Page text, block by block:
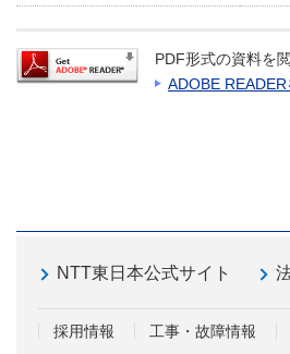
PDF形式の資料を
ADOBE
NTT東日本公式サイト
採用情報 工事・故障情報